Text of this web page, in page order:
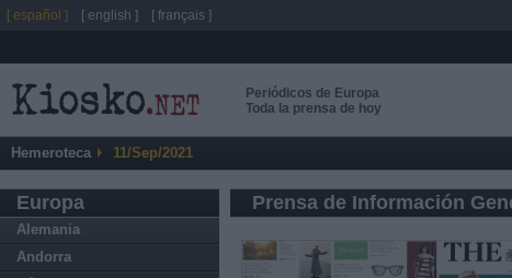
Periódicos de Europa
Toda la prensa de hoy
Hemeroteca 11/Sep/2021
Europa
Alemania
Andorra
Prensa de Información
[ español ] [ english ] [ français ]